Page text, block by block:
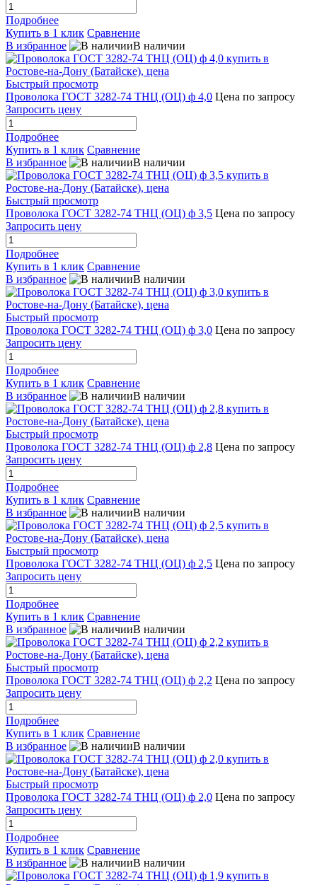
Подробнее
Купить в 1 клик Сравнение
В избранное
В наличии
Быстрый просмотр
Проволока ГОСТ 3282-74 ТНЦ (ОЦ) ф 4,0 Цена по запросу
Запросить цену
Подробнее
Купить в 1 клик Сравнение
В избранное
В наличии
Быстрый просмотр
Проволока ГОСТ 3282-74 ТНЦ (ОЦ) ф 3,5 Цена по запросу
Запросить цену
Подробнее
Купить в 1 клик Сравнение
В избранное
В наличии
Быстрый просмотр
Проволока ГОСТ 3282-74 ТНЦ (ОЦ) ф 3,0 Цена по запросу
Запросить цену
Подробнее
Купить в 1 клик Сравнение
В избранное
В наличии
Быстрый просмотр
Проволока ГОСТ 3282-74 ТНЦ (ОЦ) ф 2,8 Цена по запросу
Запросить цену
Подробнее
Купить в 1 клик Сравнение
В избранное
В наличии
Быстрый просмотр
Проволока ГОСТ 3282-74 ТНЦ (ОЦ) ф 2,5 Цена по запросу
Запросить цену
Подробнее
Купить в 1 клик Сравнение
В избранное
В наличии
Быстрый просмотр
Проволока ГОСТ 3282-74 ТНЦ (ОЦ) ф 2,2 Цена по запросу
Запросить цену
Подробнее
Купить в 1 клик Сравнение
В избранное
В наличии
Быстрый просмотр
Проволока ГОСТ 3282-74 ТНЦ (ОЦ) ф 2,0 Цена по запросу
Запросить цену
Подробнее
Купить в 1 клик Сравнение
В избранное
В наличии